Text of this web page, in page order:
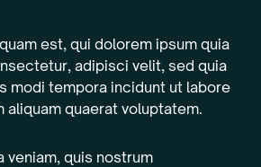
est, qui dolorem ipsum quia
adipisci velit, sed quia
modi tempora incidunt ut labore
aliquam quaerat voluptatem.
veniam, quis nostrum